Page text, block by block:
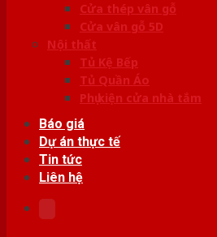
Cửa thép vân gỗ
Cửa vân gỗ 5D
Nội thất
Tủ Kệ Bếp
Tủ Quần Áo
Phụ kiện cửa nhà tắm
Báo giá
Dự án thực tế
Tin tức
Liên hệ